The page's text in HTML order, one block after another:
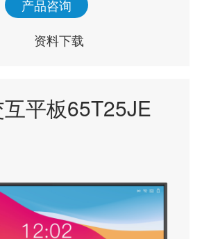
产品咨询
资料下载
平板65T25JE